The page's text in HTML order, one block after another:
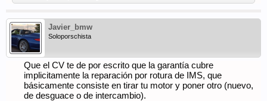
Javier_bmw
Soloporschista
Que el CV te de por escrito que la garantía cubre
implicitamente la reparación por rotura de IMS, que
básicamente consiste en tirar tu motor y poner otro (nuevo,
de desguace o de intercambio).